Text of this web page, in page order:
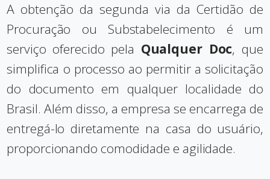
A obtenção da segunda via da Certidão de
Procuração ou Substabelecimento é um
serviço oferecido pela Qualquer Doc, que
simplifica o processo ao permitir a solicitação
do documento em qualquer localidade do
Brasil. Além disso, a empresa se encarrega de
entregá-lo diretamente na casa do usuário,
proporcionando comodidade e agilidade.